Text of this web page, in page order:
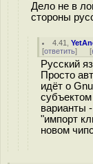
Дело не в
стороны
4.41 ,
[ответить] [
Русский
Просто
идёт о
варианты
"импорт
новом